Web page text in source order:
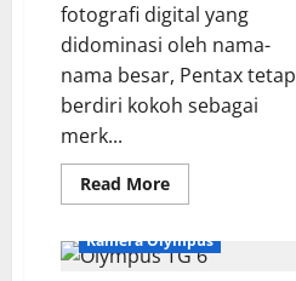
fotografi digital yang
didominasi oleh nama-
nama besar, Pentax tetap
berdiri kokoh sebagai
merk...
Read MoreRead
more
Membeli
Pentax
Kamera Olympus